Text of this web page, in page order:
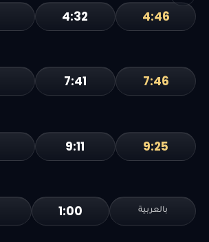
4:32 4:46
7:41 7:46
9:11 9:25
1:00 بالعربية